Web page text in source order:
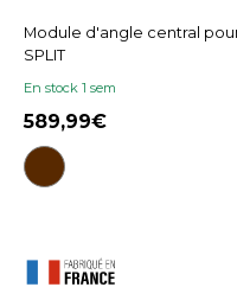
Module d'angle central
SPLIT
En stock 1 sem
589,99